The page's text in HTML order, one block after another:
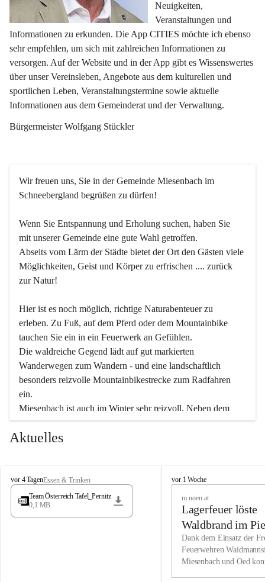
Neuigkeiten,
Veranstaltungen und
Informationen zu erkunden. Die App CITIES möchte ich ebenso
sehr empfehlen, um sich mit zahlreichen Informationen zu
versorgen. Auf der Website und in der App gibt es Wissenswertes
über unser Vereinsleben, Angebote aus dem kulturellen und
sportlichen Leben, Veranstaltungstermine sowie aktuelle
Informationen aus dem Gemeinderat und der Verwaltung.
Bürgermeister Wolfgang Stückler
Wir freuen uns, Sie in der Gemeinde Miesenbach im
Schneebergland begrüßen zu dürfen!
Wenn Sie Entspannung und Erholung suchen, haben Sie
mit unserer Gemeinde eine gute Wahl getroffen.
Abseits vom Lärm der Städte bietet der Ort den Gästen viele
Möglichkeiten, Geist und Körper zu erfrischen .... zurück
zur Natur!
Hier ist es noch möglich, richtige Naturabenteuer zu
erleben. Zu Fuß, auf dem Pferd oder dem Mountainbike
tauchen Sie ein in ein Feuerwerk an Gefühlen.
Die waldreiche Gegend lädt auf gut markierten
Wanderwegen zum Wandern - und eine landschaftlich
besonders reizvolle Mountainbikestrecke zum Radfahren
ein.
Miesenbach ist auch im Winter sehr reizvoll. Neben dem
Eisstockschießen gibt es auf dem nahe gelegenen Unterberg
wunderschöne Naturschneepisten, die zum Schifahren oder
vielfältige Angebot unserer Kulturvereine.
Überzeugen Sie sich selbst, dass Sie in Miesenbach sowie
in den Beherbergungsbetrieben, Gaststätten und urigen
Wir kennen Miesenbach als lebens- und liebenswerten Ort.
Tradition und Innovation werden ebenso groß geschrieben
Aktuelles
M
i
s
vor 4 TagenEssen & Trinken
Team Österreich Tafel_Pernitz
0,1 MB
M
h
vor 1 Woche
m.noen.at
Lagerfeuer löste
Waldbrand im
aus
Dank dem Einsatz der
Feuerwehren
Miesenbach und Oed